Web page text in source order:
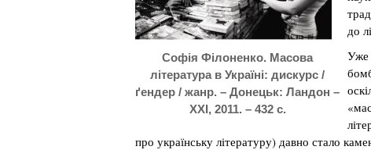
Софія Філоненко. Масова
література в Україні: дискурс /
ґендер / жанр. – Донецьк: Ландон –
ХХІ, 2011. – 432 с.
до
Уже
про українську літературу) давно стало